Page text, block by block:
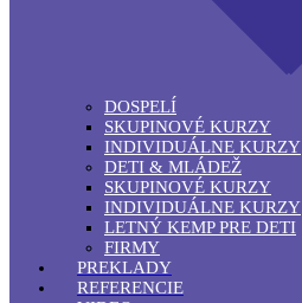
DOSPELÍ
SKUPINOVÉ KURZY
INDIVIDUÁLNE KURZY
DETI & MLÁDEŽ
SKUPINOVÉ KURZY
INDIVIDUÁLNE KURZY
LETNÝ KEMP PRE DETI
FIRMY
PREKLADY
REFERENCIE